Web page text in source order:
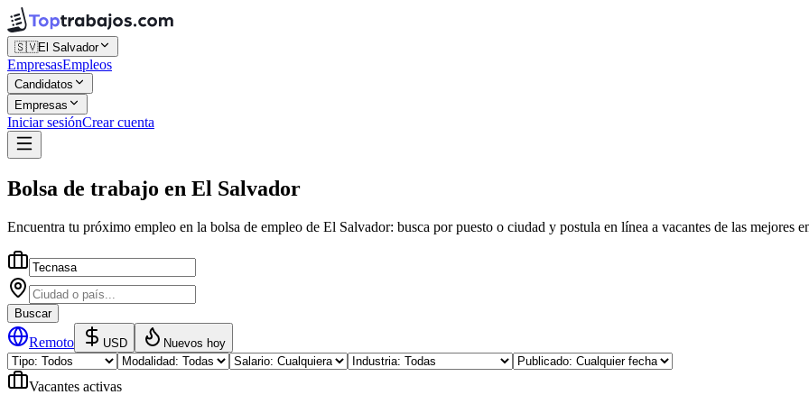
🇸🇻El Salvador
EmpresasEmpleos
Candidatos
Empresas
Iniciar sesiónCrear cuenta
Bolsa de trabajo en El Salvador
Encuentra tu próximo empleo en la bolsa de empleo de El Salvador: busca por puesto o ciudad y postula en línea a vacantes de las mejores
Buscar
Remoto USD Nuevos hoy
Vacantes activas